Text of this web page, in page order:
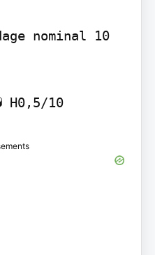
nominal 10
H0,5/10